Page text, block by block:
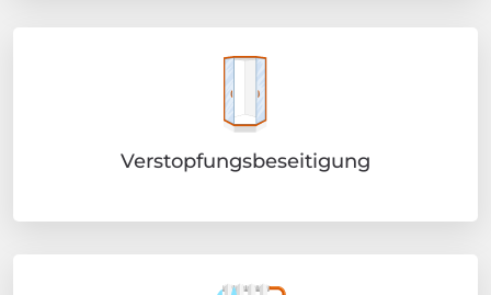
Verstopfungsbeseitigung